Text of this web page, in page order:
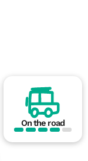
On the road